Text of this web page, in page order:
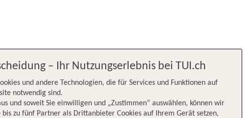
– Ihr Nutzungserlebnis bei TUI.ch
und andere Technologien, die für Services und Funktionen auf
notwendig sind.
und soweit Sie einwilligen und „Zustimmen“ auswählen, können wir
bis zu fünf Partner als Drittanbieter Cookies auf Ihrem Gerät setzen,